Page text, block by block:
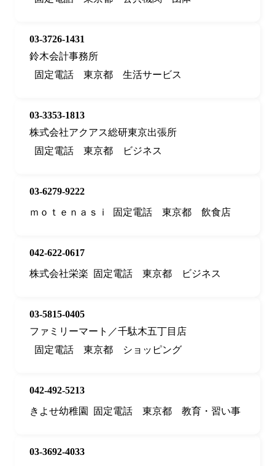
03-3726-1431
鈴木会計事務所
固定電話
東京都 生活サービス
03-3353-1813
株式会社アクアス総研東京出張所
固定電話
東京都 ビジネス
03-6279-9222
ｍｏｔｅｎａｓｉ
固定電話 東京都 飲食店
042-622-0617
株式会社栄楽
固定電話 東京都 ビジネス
03-5815-0405
ファミリーマート／千駄木五丁目店
固定電話
東京都 ショッピング
042-492-5213
きよせ幼稚園
固定電話 東京都 教育・習い事
03-3692-4033